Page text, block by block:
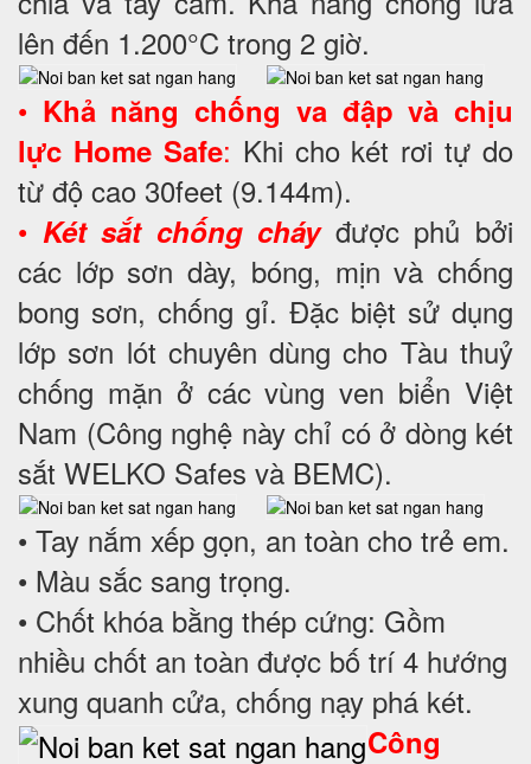
lên đến 1.200°C trong 2 giờ.
• Khả năng chống va đập và chịu
lực Home Safe: Khi cho két rơi tự do
từ độ cao 30feet (9.144m).
• Két sắt chống cháyđược phủ bởi
các lớp sơn dày, bóng, mịn và chống
bong sơn, chống gỉ. Đặc biệt sử dụng
lớp sơn lót chuyên dùng cho Tàu thuỷ
chống mặn ở các vùng ven biển Việt
Nam (Công nghệ này chỉ có ở dòng két
sắt WELKO Safes và BEMC).
• Tay nắm xếp gọn, an toàn cho trẻ em.
• Màu sắc sang trọng.
• Chốt khóa bằng thép cứng: Gồm
nhiều chốt an toàn được bố trí 4 hướng
xung quanh cửa, chống nạy phá két.
Công